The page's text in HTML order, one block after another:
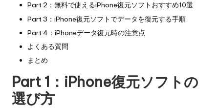
Part 2：無料で使えるiPhone復元ソフトおすすめ10選
Part 3：iPhone復元ソフトでデータを復元する手順
Part 4：iPhoneデータ復元時の注意点
よくある質問
まとめ
Part 1：iPhone復元ソフトの
選び方